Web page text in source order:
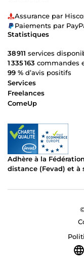
Assurance par
Paiements par
Statistiques
38 911 services
1 335 163 commandes
99 % d’avis positifs
Services
Freelances
ComeUp
Adhère à la
distance (Fevad) et à